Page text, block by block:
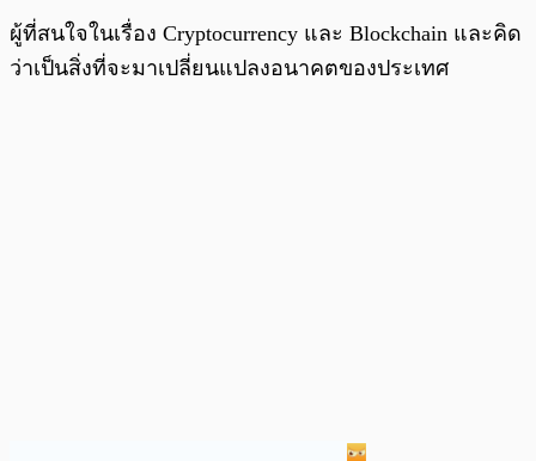
ผู้ที่สนใจในเรื่อง Cryptocurrency และ Blockchain และคิด
ว่าเป็นสิ่งที่จะมาเปลี่ยนแปลงอนาคตของประเทศ